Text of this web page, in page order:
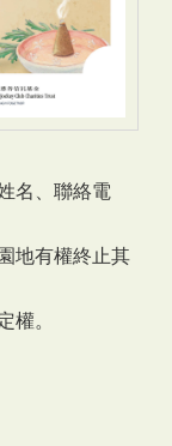
名、聯絡電
地有權終止其
。